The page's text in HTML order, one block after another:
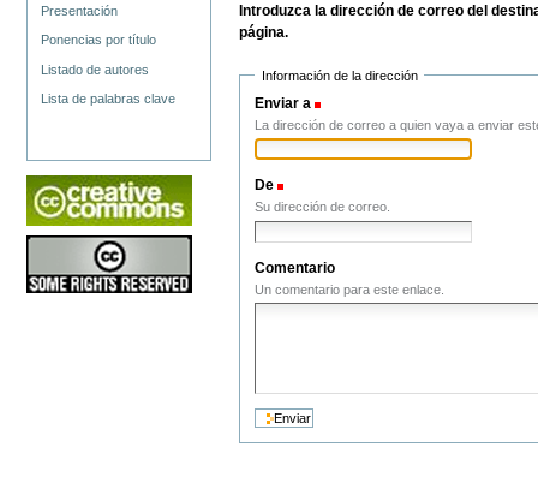
Presentación
Ponencias por título
Listado de autores
Lista de palabras clave
Introduzca la dirección de correo del
página.
Información de la dirección
Enviar a
La dirección de correo a quien vaya a enviar
De
Su dirección de correo.
Comentario
Un comentario para este enlace.